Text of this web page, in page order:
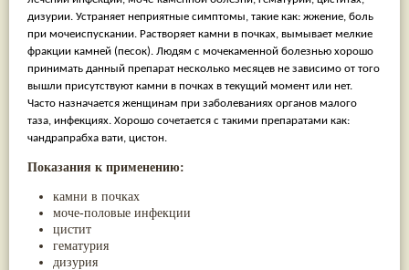
дизурии. Устраняет неприятные симптомы, такие как: жжение, боль
при мочеиспускании. Растворяет камни в почках, вымывает мелкие
фракции камней (песок). Людям с мочекаменной болезнью хорошо
принимать данный препарат несколько месяцев не зависимо от того
вышли присутствуют камни в почках в текущий момент или нет.
Часто назначается женщинам при заболеваниях органов малого
таза, инфекциях. Хорошо сочетается с такими препаратами как:
чандрапрабха вати, цистон.
Показания к применению:
камни в почках
моче-половые инфекции
цистит
гематурия
дизурия
Паслён черный
Коричник цейлонский
(12)
Розовая соль
Сверция
(12)
Виноград(11)
Каменная соль(11)
Коровье молоко(11)
Патала(11)
Перец чаба(11)
Соссюрея/кушта
Турпет(11)
Алойное дерево